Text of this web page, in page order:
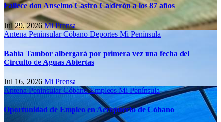
Fallece don Anselmo Castro Calderón a los 87 años
Jul 29, 2026Mi Prensa
Antena PeninsularCóbano Deportes Mi Península
Bahía Tambor albergará por primera vez una fecha del
Circuito de Aguas Abiertas
Jul 16, 2026 Mi Prensa
Antena PeninsularCóbanoEmpleos Mi Península
Oportunidad de Empleo en Aeropuerto de Cóbano